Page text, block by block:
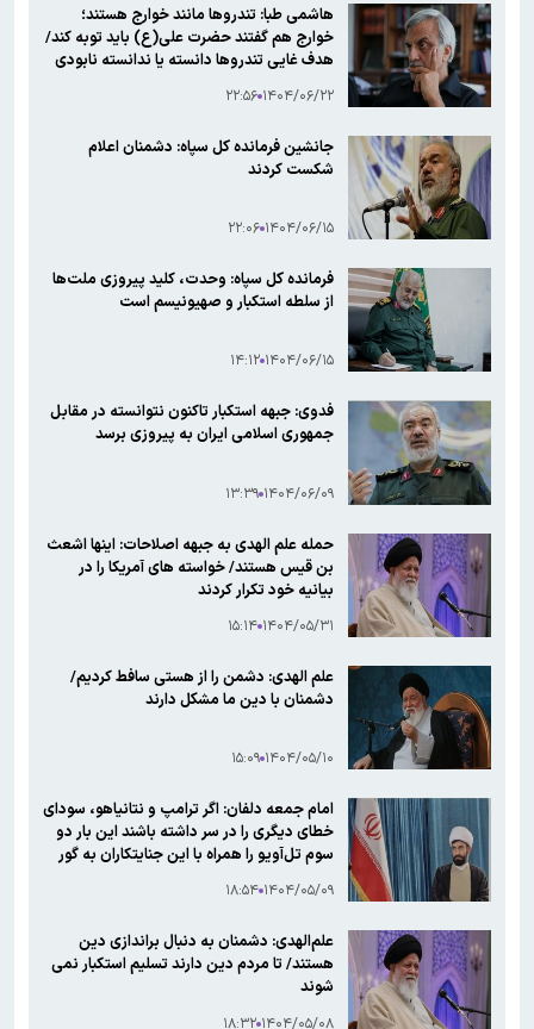
هاشمی طبا: تندروها مانند خوارج هستند؛
خوارج هم گفتند حضرت علی(ع) باید توبه کند/
هدف غایی تندروها دانسته یا ندانسته نابودی
۱۴۰۴/۰۶/۲۲ ۲۲:۵۶
جانشین فرمانده کل سپاه: دشمنان اعلام
شکست کردند
۱۴۰۴/۰۶/۱۵ ۲۲:۰۶
فرمانده کل سپاه: وحدت، کلید پیروزی ملت‌ها
از سلطه استکبار و صهیونیسم است
۱۴۰۴/۰۶/۱۵ ۱۴:۱۲
فدوی: جبهه استکبار تاکنون نتوانسته در مقابل
جمهوری اسلامی ایران به پیروزی برسد
۱۴۰۴/۰۶/۰۹ ۱۳:۳۹
حمله علم الهدی به جبهه اصلاحات: اینها اشعث
بن قیس هستند/ خواسته های آمریکا را در
بیانیه خود تکرار کردند
۱۴۰۴/۰۵/۳۱ ۱۵:۱۴
علم الهدی: دشمن را از هستی سافط کردیم/
دشمنان با دین ما مشکل دارند
۱۴۰۴/۰۵/۱۰ ۱۵:۰۹
امام جمعه دلفان: اگر ترامپ و نتانیاهو، سودای
خطای دیگری را در سر داشته باشند این بار دو
سوم تل‌آویو را همراه با این جنایتکاران به گور
۱۴۰۴/۰۵/۰۹ ۱۸:۵۴
علم‌الهدی: دشمنان به دنبال براندازی دین
هستند/ تا مردم دین دارند تسلیم استکبار نمی
شوند
۱۴۰۴/۰۵/۰۸ ۱۸:۳۲